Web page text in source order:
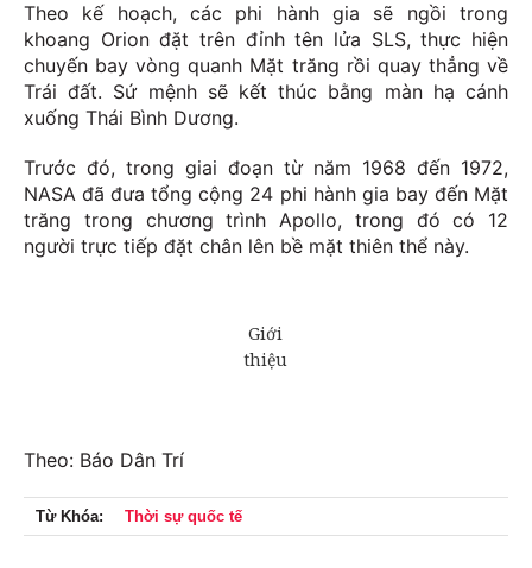
Theo kế hoạch, các phi hành gia sẽ ngồi trong
khoang Orion đặt trên đỉnh tên lửa SLS, thực hiện
chuyến bay vòng quanh Mặt trăng rồi quay thẳng về
Trái đất. Sứ mệnh sẽ kết thúc bằng màn hạ cánh
xuống Thái Bình Dương.
Trước đó, trong giai đoạn từ năm 1968 đến 1972,
NASA đã đưa tổng cộng 24 phi hành gia bay đến Mặt
trăng trong chương trình Apollo, trong đó có 12
người trực tiếp đặt chân lên bề mặt thiên thể này.
Theo: Báo Dân Trí
Từ Khóa: Thời sự quốc tế